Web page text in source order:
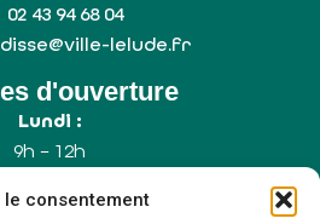
le consentement
02 43 94 68 04
lelude.fr
d'ouverture
Lundi :
9h – 12h
9h – 12h